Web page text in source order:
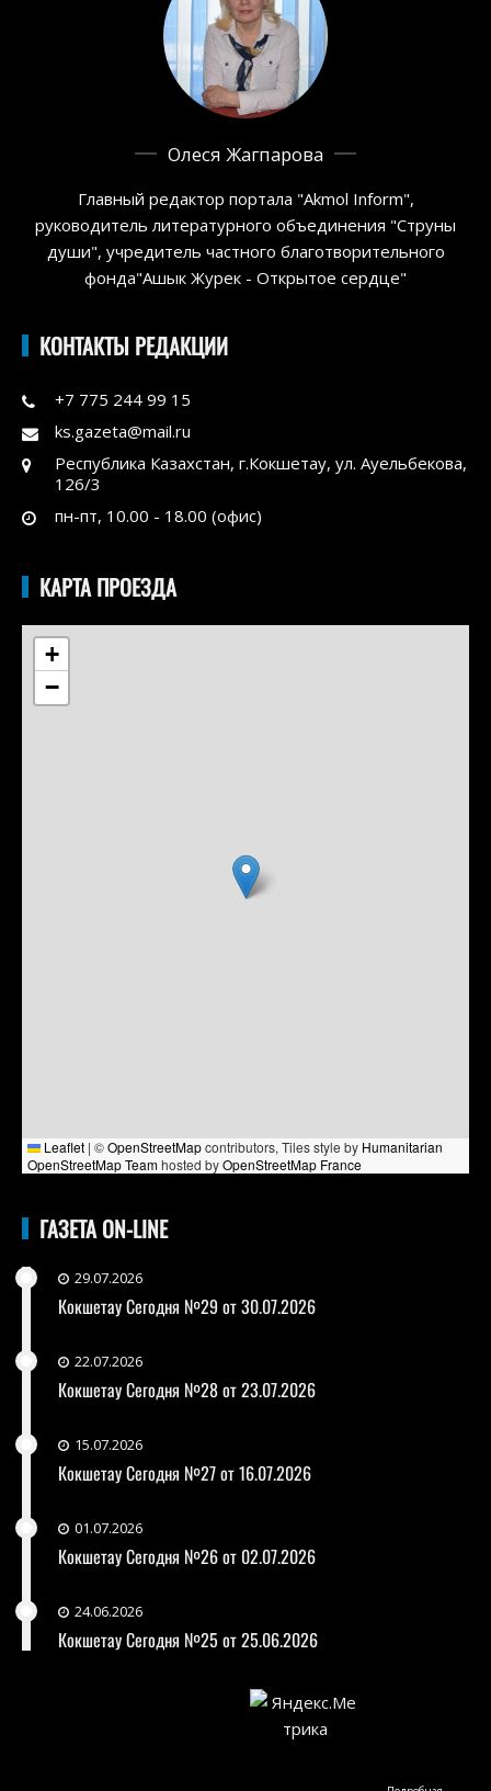
Олеся Жагпарова
Главный редактор портала "Akmol Inform",
руководитель литературного объединения "Струны
души", учредитель частного благотворительного
фонда"Ашык Журек - Открытое сердце"
КОНТАКТЫ РЕДАКЦИИ
+7 775 244 99 15
ks.gazeta@mail.ru
Республика Казахстан, г.Кокшетау, ул. Ауельбекова,
126/3
пн-пт, 10.00 - 18.00 (офис)
КАРТА ПРОЕЗДА
+
−
Leaflet | ©OpenStreetMapcontributors, Tiles style by Humanitarian
OpenStreetMap Teamhosted byOpenStreetMap France
ГАЗЕТА ON-LINE
29.07.2026
Кокшетау Сегодня №29 от 30.07.2026
22.07.2026
Кокшетау Сегодня №28 от 23.07.2026
15.07.2026
Кокшетау Сегодня №27 от 16.07.2026
01.07.2026
Кокшетау Сегодня №26 от 02.07.2026
24.06.2026
Кокшетау Сегодня №25 от 25.06.2026